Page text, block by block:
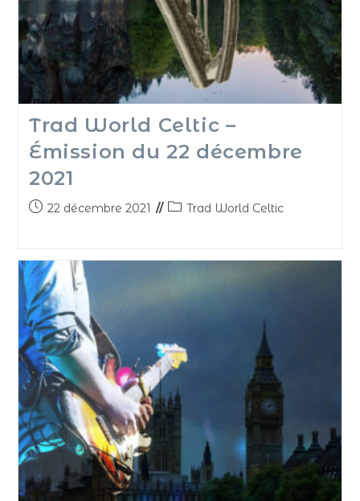
Trad World Celtic –
Émission du 22 décembre
2021
22 décembre 2021 Trad World Celtic